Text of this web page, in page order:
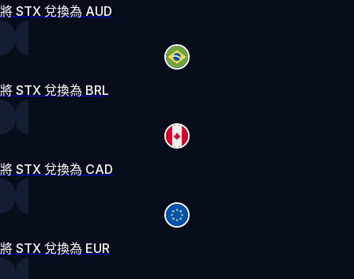
將 STX 兌換為 AUD
將 STX 兌換為 BRL
將 STX 兌換為 CAD
將 STX 兌換為 EUR